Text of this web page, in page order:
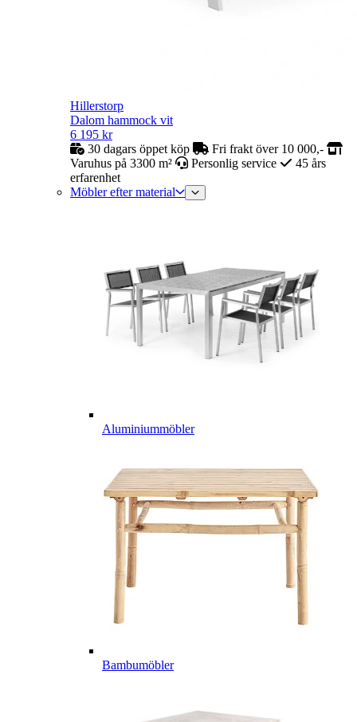
Hillerstorp
Dalom hammock vit
6 195 kr
30 dagars öppet köp
Fri frakt över 10 000,-
Varuhus på 3300 m²
Personlig service
45 års
erfarenhet
Möbler efter material
Aluminiummöbler
Bambumöbler